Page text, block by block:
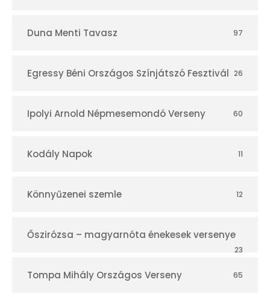
Duna Menti Tavasz 97
Egressy Béni Országos Színjátszó Fesztivál 26
Ipolyi Arnold Népmesemondó Verseny 60
Kodály Napok 11
Könnyűzenei szemle 12
Őszirózsa – magyarnóta énekesek versenye
23
Tompa Mihály Országos Verseny 65